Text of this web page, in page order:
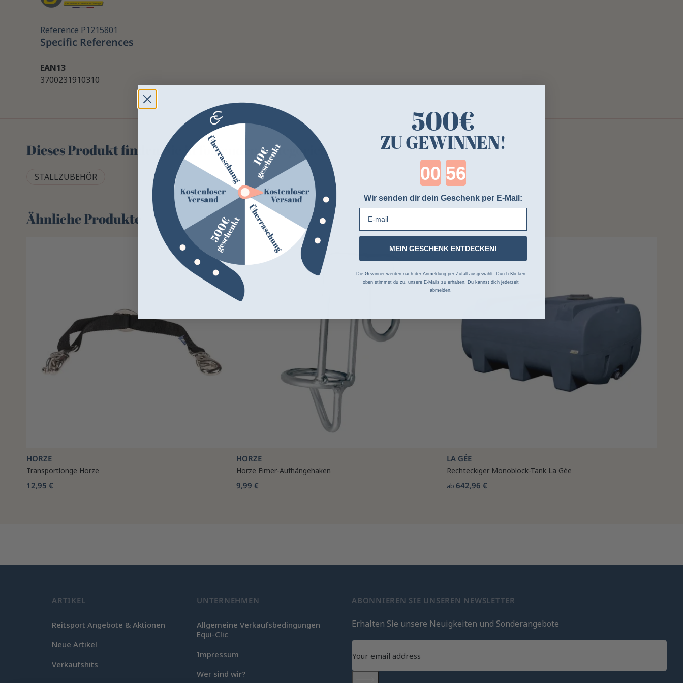
Reference P1215801
Specific References
EAN13
3700231910310
Dieses Produkt finden Sie in folgenden Kategorien
STALLZUBEHÖR
Ähnliche Produkte
HORZE
Transportlonge Horze
12,95 €
HORZE
Horze Eimer-Aufhängehaken
9,99 €
LA GÉE
Rechteckiger Monoblock-Tank La Gée
ab 642,96 €
ARTIKEL
Reitsport Angebote & Aktionen
Neue Artikel
Verkaufshits
UNTERNEHMEN
Allgemeine Verkaufsbedingungen
Equi-Clic
Impressum
Wer sind wir?
ABONNIEREN SIE UNSEREN NEWSLETTER
Erhalten Sie unsere Neuigkeiten und Sonderangebote
500€
ZU GEWINNEN!
Countdown ends in:
Wir senden dir dein Geschenk per E-Mail:
MEIN GESCHENK ENTDECKEN!
Die Gewinner werden nach der Anmeldung per Zufall ausgewählt. Durch Klicken
oben stimmst du zu, unsere E-Mails zu erhalten. Du kannst dich jederzeit
abmelden.